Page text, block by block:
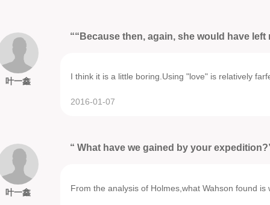
叶一鑫
““Because then, again, she would have left
I think it is a little boring.Using "love" is relatively
2016-01-07
叶一鑫
“ What have we gained by your
From the analysis of Holmes,what Wahson found is